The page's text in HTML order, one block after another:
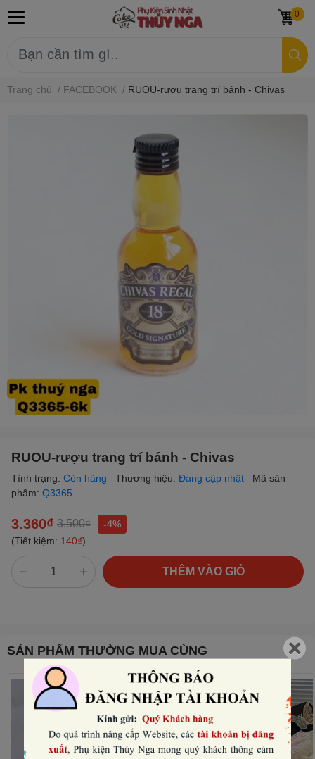
0
Trang chủ / FACEBOOK / RUOU-rượu trang trí bánh - Chivas
RUOU-rượu trang trí bánh - Chivas
Tình trạng: Còn hàng Thương hiệu: Đang cập nhật
Mã sản
phẩm: Q3365
3.360₫ 3.500₫
-4%
(Tiết kiệm: 140₫)
THÊM VÀO GIỎ
SẢN PHẨM THƯỜNG MUA CÙNG